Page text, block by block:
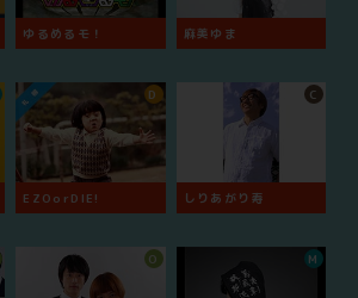
ゆるめるモ！ 麻美ゆま
EZOorDIE!
D
しりあがり寿
C
O M